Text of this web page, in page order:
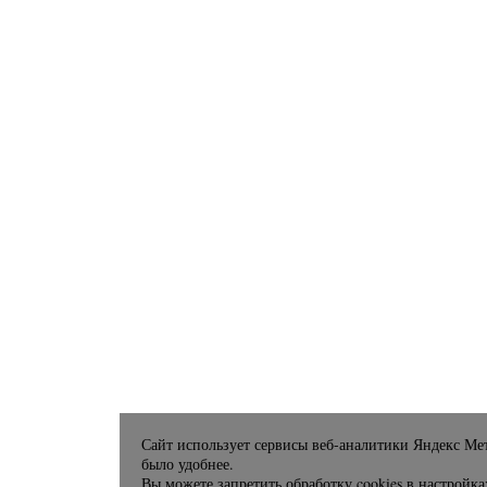
Сайт использует сервисы веб-аналитики Яндекс
было удобнее.